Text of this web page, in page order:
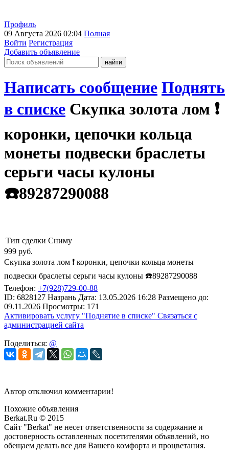
Профиль
09 Августа 2026 02:04 Полная
Войти Регистрация
Добавить объявление
Написать сообщение Поднять
в списке Скупка золота лом ❗️
коронки, цепочки кольца
монеты подвески браслеты
серьги часы кулоны
☎️89287290088
Тип сделки Сниму
999 руб.
Скупка золота лом ❗️ коронки, цепочки кольца монеты
подвески браслеты серьги часы кулоны ☎️89287290088
Телефон: +7(928)729-00-88
ID: 6828127 Назрань Дата: 13.05.2026 16:28 Размещено до:
09.11.2026 Просмотры: 171
Активировать услугу "Поднятие в списке" Связаться с
администрацией сайта
Поделиться: @
Автор отключил комментарии!
Похожие объявления
Berkat.Ru © 2015
Сайт "Berkat" не несет ответственности за содержание и
достоверность оставленных посетителями объявлений, но
обещаем делать все для Вашего комфорта и процветания.